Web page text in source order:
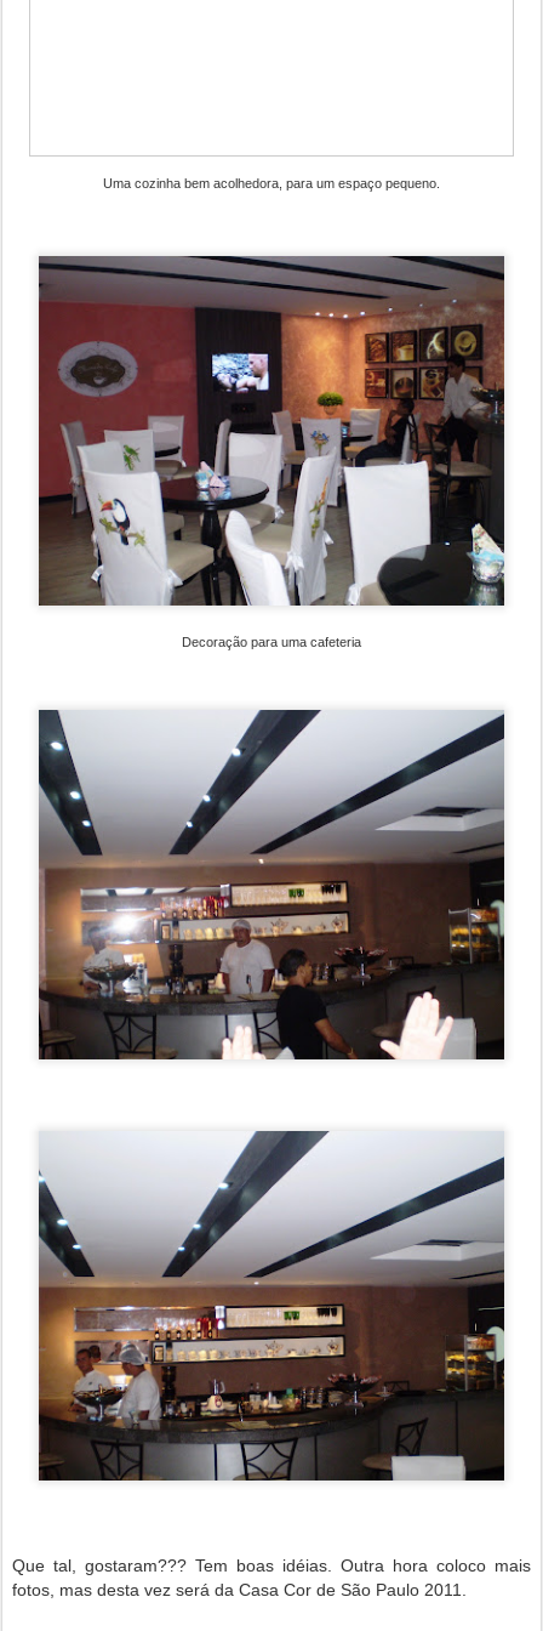
Uma cozinha bem acolhedora, para um espaço pequeno.
Decoração para uma cafeteria
Que tal, gostaram??? Tem boas idéias. Outra hora coloco mais
fotos, mas desta vez será da Casa Cor de São Paulo 2011.